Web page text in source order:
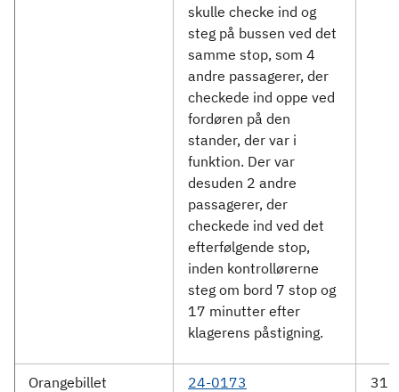
skulle checke ind og
steg på bussen ved det
samme stop, som 4
andre passagerer, der
checkede ind oppe ved
fordøren på den
stander, der var i
funktion. Der var
desuden 2 andre
passagerer, der
checkede ind ved det
efterfølgende stop,
inden kontrollørerne
steg om bord 7 stop og
17 minutter efter
klagerens påstigning.
Orangebillet
24-0173
31.